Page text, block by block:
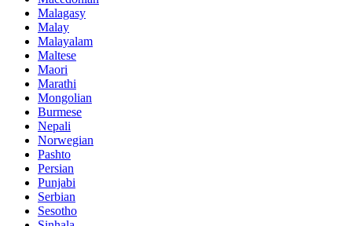
Malagasy
Malay
Malayalam
Maltese
Maori
Marathi
Mongolian
Burmese
Nepali
Norwegian
Pashto
Persian
Punjabi
Serbian
Sesotho